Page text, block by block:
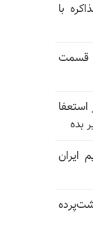
با
قسمت
رژیم: پزشکیان ۲۸ بار استعفا
بده
ایران